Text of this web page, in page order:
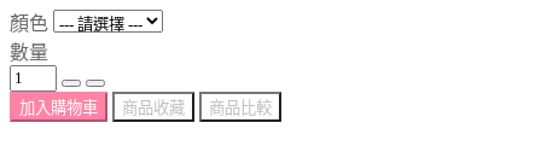
顏色
數量
加入購物車 商品收藏 商品比較